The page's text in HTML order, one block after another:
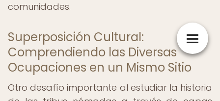
comunidades.
Superposición Cultural:
Comprendiendo las Diversas
Ocupaciones en un Mismo Sitio
Otro desafío importante al estudiar la historia